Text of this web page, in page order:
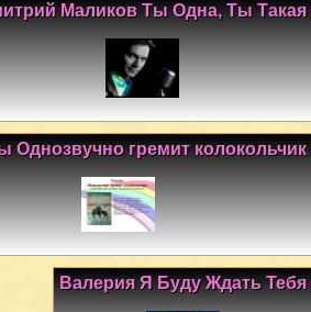
Маликов Ты Одна, Ты Такая
Однозвучно гремит колокольчик
Валерия Я Буду Ждать Тебя